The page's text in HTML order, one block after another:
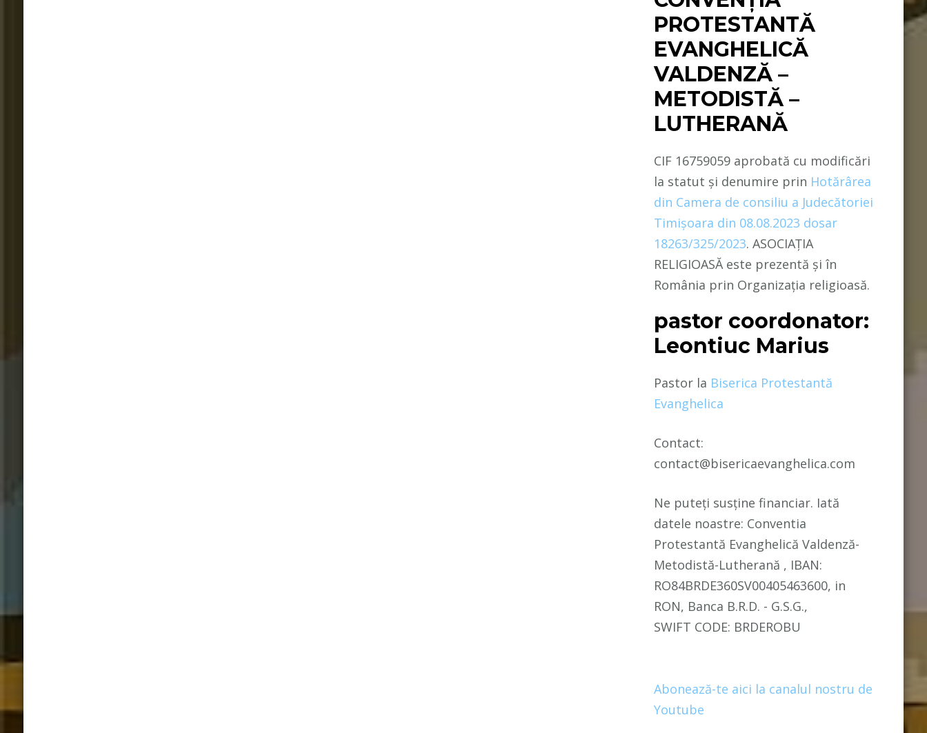
PROTESTANTĂ
EVANGHELICĂ
VALDENZĂ –
METODISTĂ –
LUTHERANĂ
CIF 16759059 aprobată cu modificări
la statut și denumire prin Hotărârea
din Camera de consiliu a Judecătoriei
Timișoara din 08.08.2023 dosar
18263/325/2023. ASOCIAȚIA
RELIGIOASĂ este prezentă și în
România prin Organizația religioasă.
pastor coordonator:
Leontiuc Marius
Pastor la Biserica Protestantă
Evanghelica
Contact:
contact@bisericaevanghelica.com
Ne puteți susține financiar. Iată
datele noastre: Conventia
Protestantă Evanghelică Valdenză-
Metodistă-Lutherană , IBAN:
RO84BRDE360SV00405463600, in
RON, Banca B.R.D. - G.S.G.,
SWIFT CODE: BRDEROBU
Abonează-te aici la canalul nostru de
Youtube